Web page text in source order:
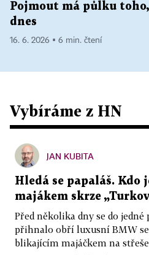
Pojmout má půlku toho,
dnes
16. 6. 2026 ▪ 6 min. čtení
Vybíráme z HN
JAN KUBITA
Hledá se papaláš. Kdo
majákem skrze
Před několika dny se do
přihnalo obří luxusní BMW
blikajícím majáčkem na